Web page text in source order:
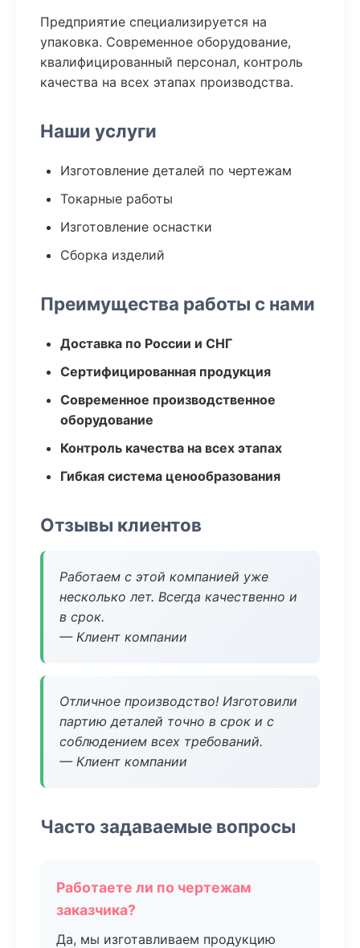
Предприятие специализируется на
упаковка. Современное оборудование,
квалифицированный персонал, контроль
качества на всех этапах производства.
Наши услуги
Изготовление деталей по чертежам
Токарные работы
Изготовление оснастки
Сборка изделий
Преимущества работы с нами
Доставка по России и СНГ
Сертифицированная продукция
Современное производственное
оборудование
Контроль качества на всех этапах
Гибкая система ценообразования
Отзывы клиентов
Работаем с этой компанией уже
несколько лет. Всегда качественно и
в срок.
— Клиент компании
Отличное производство! Изготовили
партию деталей точно в срок и с
соблюдением всех требований.
— Клиент компании
Часто задаваемые вопросы
Работаете ли по чертежам
заказчика?
Да, мы изготавливаем продукцию